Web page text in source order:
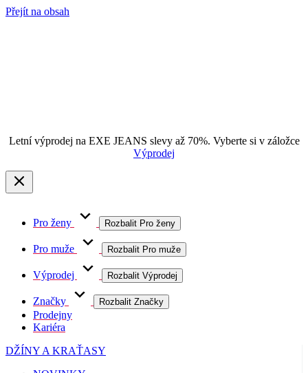
Přejít na obsah
Letní výprodej na EXE JEANS slevy až 70%. Vyberte si v záložce
Výprodej
Pro ženy Rozbalit Pro ženy
Pro muže Rozbalit Pro muže
Výprodej Rozbalit Výprodej
Značky Rozbalit Značky
Prodejny
Kariéra
DŽÍNY A KRAŤASY